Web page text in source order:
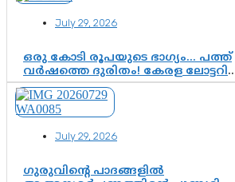
July 29, 2026
ഒരു കോടി രൂപയുടെ ഭാഗ്യം… പത്ത്
വർഷത്തെ ദുരിതം! കേരള ലോട്ടറി
സംവിധാനത്തെ ചോദ്യം ചെയ്ത്
കോയയുടെ പോരാട്ടം
July 29, 2026
ഗുരുവിന്റെ പാദങ്ങളിൽ